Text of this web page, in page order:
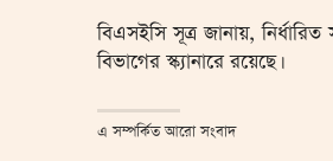
বিএসইসি সূত্র জানায়,
বিভাগের স্ক্যানারে রয়েছে।
এ সম্পর্কিত আরো সংবাদ